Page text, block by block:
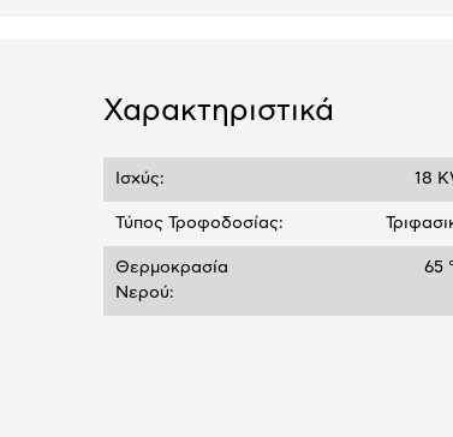
Χαρακτηριστικά
Ισχύς: 18
Τύπος Τροφοδοσίας:
Θερμοκρασία
Νερού:
65